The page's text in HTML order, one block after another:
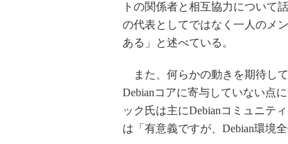
トの関係者と相互協力について
の代表としてではなく一人のメ
ある」と述べている。
また、何らかの動きを期待し
Debianコアに寄与していない点
ック氏は主にDebianコミュニテ
は「有意義ですが、Debian環境